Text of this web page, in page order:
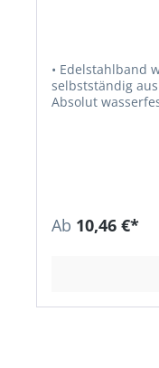
• Edelstahlband weiß
selbstständig aus • Mit Feststellvorrichtung •
Absolut wasserfest
Ab 10,46 €*